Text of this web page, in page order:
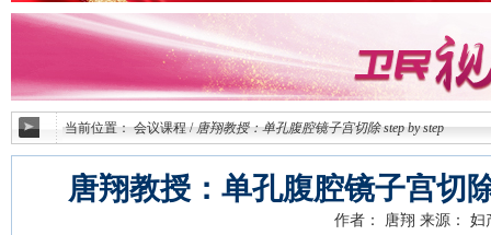
当前位置：会议课程 / 唐翔教授：单孔腹腔镜子宫切除 step by step
唐翔教授：单孔腹腔镜子宫切
作者： 唐翔 来源： 妇